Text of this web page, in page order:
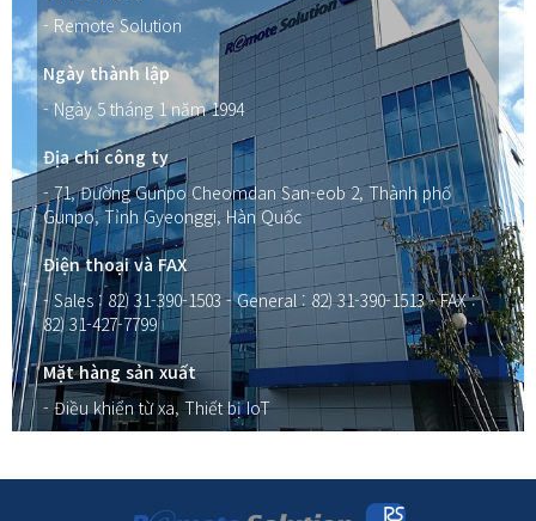
- Remote Solution
Ngày thành lập
- Ngày 5 tháng 1 năm 1994
Địa chỉ công ty
- 71, Đường Gunpo Cheomdan San-eob 2, Thành phố
Gunpo, Tỉnh Gyeonggi, Hàn Quốc
Điện thoại và FAX
- Sales : 82) 31-390-1503- General : 82) 31-390-1513- FAX :
82) 31-427-7799
Mặt hàng sản xuất
- Điều khiển từ xa, Thiết bị IoT